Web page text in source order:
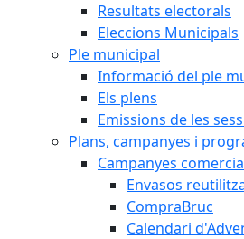
Resultats electorals
Eleccions Municipals
Ple municipal
Informació del ple
Els plens
Emissions de les
Plans, campanyes i
Campanyes
Envasos
CompraBruc
Calendari